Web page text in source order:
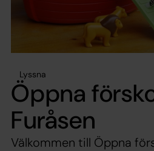
Lyssna
Öppna
Furåsen
Välkommen till Öppna